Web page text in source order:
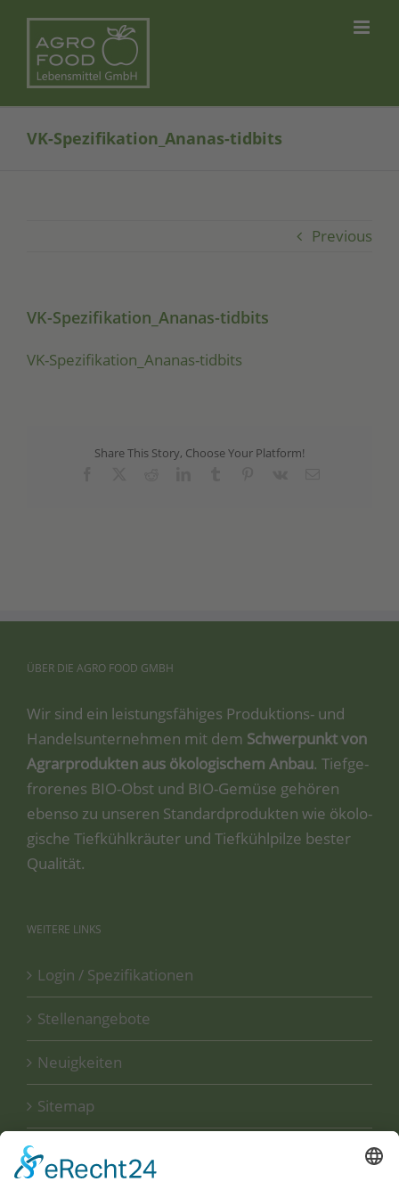
content
VK-Spezifikation_Ananas-tidbits
Previous
VK-Spezifikation_Ananas-tidbits
VK-Spe­zi­fi­ka­ti­on_Ana­nas-tid­bits
Share This Story, Choose Your Platform!
ÜBER DIE AGRO FOOD GMBH
Wir sind ein leis­tungs­fä­hi­ges Pro­duk­ti­ons- und
Han­dels­un­ter­neh­men mit dem Schwer­punkt von
Agrar­pro­duk­ten aus öko­lo­gi­schem Anbau. Tief­ge­
fro­re­nes BIO-Obst und BIO-Gemü­se gehö­ren
eben­so zu unse­ren Stan­dard­pro­duk­ten wie öko­lo­
gi­sche Tief­kühl­kräu­ter und Tief­kühl­pil­ze bes­ter
Qualität.
WEITERE LINKS
Login / Spezifikationen
Stellenangebote
Neuigkeiten
Sitemap
Disclaimer